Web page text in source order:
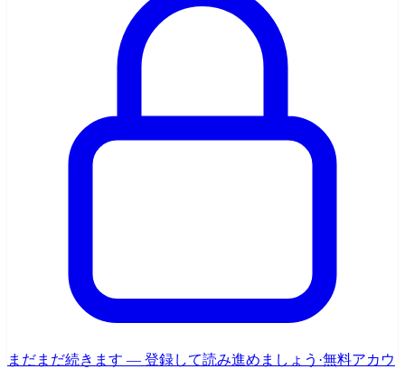
まだまだ続きます — 登録して読み進めましょう ·無料アカウ